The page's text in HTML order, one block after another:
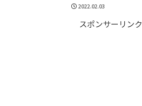
2022.02.03
スポンサーリンク